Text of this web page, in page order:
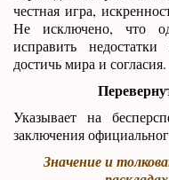
честная игра,
Не исключено, что
исправить
достичь мира и согласия.
Указывает на
заключения
Значение и